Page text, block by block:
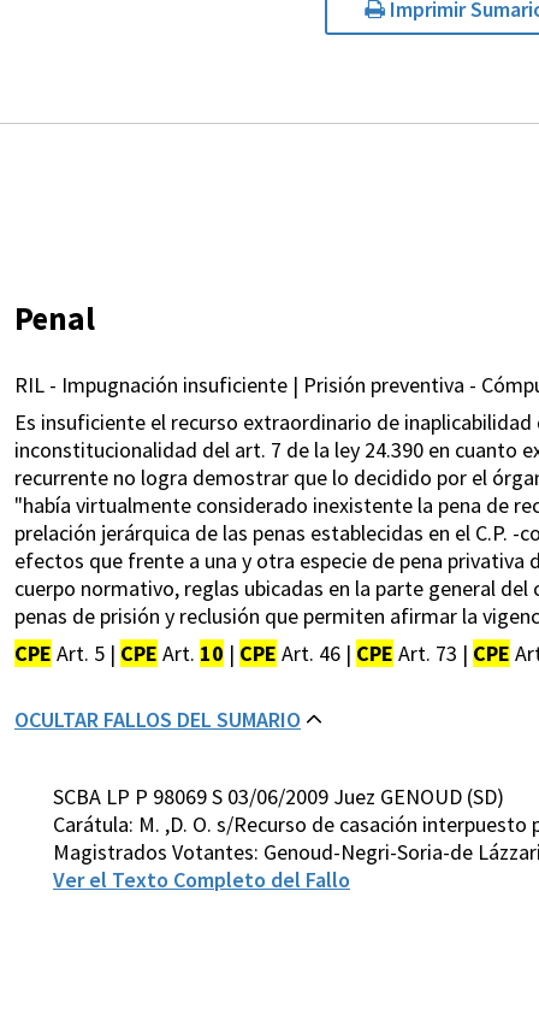
Imprimir
Penal
RIL - Impugnación insuficiente | Prisión preventiva -
Es insuficiente el recurso extraordinario de
inconstitucionalidad del art. 7 de la ley 24.390 en cuanto
recurrente no logra demostrar que lo decidido por el
"había virtualmente considerado inexistente la pena de
prelación jerárquica de las penas establecidas en el C.P.
efectos que frente a una y otra especie de pena privativa
cuerpo normativo, reglas ubicadas en la parte general
penas de prisión y reclusión que permiten afirmar la
CPE Art. 5 | CPE Art. 10 | CPE Art. 46 | CPE Art. 73 | CPE
OCULTAR FALLOS DEL SUMARIO
SCBA LP P 98069 S 03/06/2009 Juez GENOUD (SD)
Carátula: M. ,D. O. s/Recurso de casación interpuesto
Magistrados Votantes: Genoud-Negri-Soria-de
Ver el Texto Completo del Fallo